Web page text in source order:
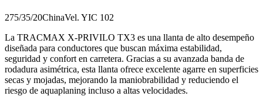
275/35/20ChinaVel. YIC 102
La TRACMAX X-PRIVILO TX3 es una llanta de alto desempeño
diseñada para conductores que buscan máxima estabilidad,
seguridad y confort en carretera. Gracias a su avanzada banda de
rodadura asimétrica, esta llanta ofrece excelente agarre en superficies
secas y mojadas, mejorando la maniobrabilidad y reduciendo el
riesgo de aquaplaning incluso a altas velocidades.